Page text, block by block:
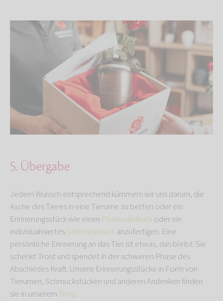
5. Übergabe
Jedem Wunsch entsprechend kümmern wir uns darum, die
Asche des Tieres in eine Tierurne zu betten oder ein
Erinnerungsstück wie einen Pfotenabdruckoder ein
individualisiertesSchmuckstückanzufertigen. Eine
persönliche Erinnerung an das Tier ist etwas, das bleibt. Sie
schenkt Trost und spendet in der schweren Phase des
Abschiedes Kraft. Unsere Erinnerungsstücke in Form von
Tierurnen, Schmuckstücken und anderen Andenken finden
sie in unserem Shop.